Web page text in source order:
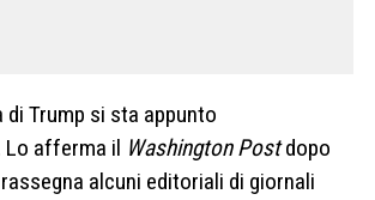
di Trump si sta appunto
Lo afferma il Washington Postdopo
alcuni editoriali di giornali